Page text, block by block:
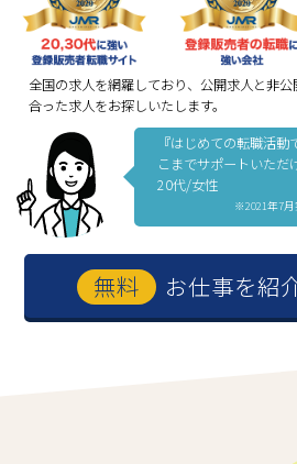
全国の求人を網羅しており、公開求人と非
合った求人をお探しいたします。
『はじめての転職活
こまでサポートいただ
20代/女性
※2021年7
お仕事を紹
ご紹介できる登録販売